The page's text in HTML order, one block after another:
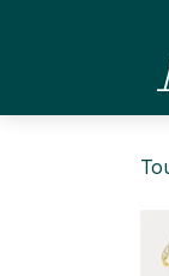
Se rendre au